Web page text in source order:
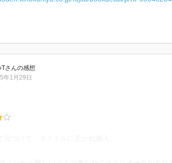
Tさんの感想
年1月29日